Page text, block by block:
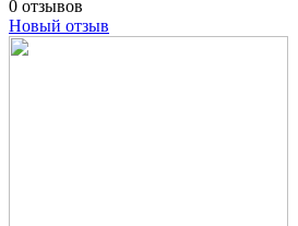
0 отзывов
Новый отзыв